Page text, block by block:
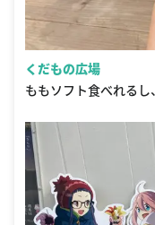
くだもの広場
ももソフト食べれるし、